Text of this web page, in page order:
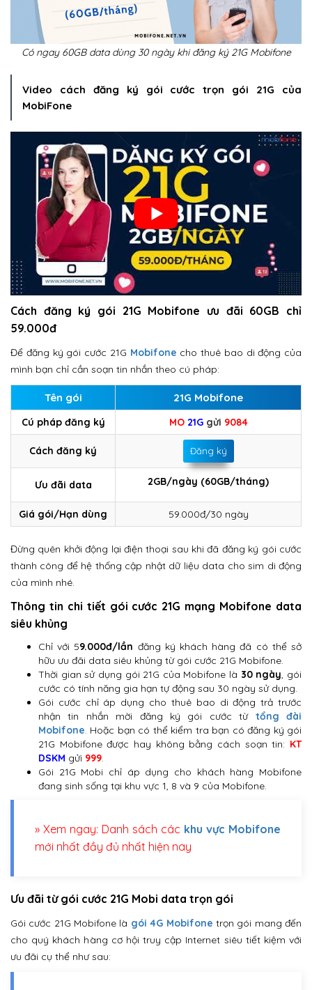
Có ngay 60GB data dùng 30 ngày khi đăng ký 21G Mobifone
Video cách đăng ký gói cước trọn gói 21G của
MobiFone
Cách đăng ký gói 21G Mobifone ưu đãi 60GB chỉ
59.000đ
Để đăng ký gói cước 21G Mobifone cho thuê bao di động của
mình bạn chỉ cần soạn tin nhắn theo cú pháp:
Tên gói 21G Mobifone
Cú pháp đăng ký MO 21G gửi 9084
Cách đăng ký Đăng ký
Ưu đãi data 2GB/ngày (60GB/tháng)
Giá gói/Hạn dùng 59.000đ/30 ngày
Đừng quên khởi động lại điện thoại sau khi đã đăng ký gói cước
thành công để hệ thống cập nhật dữ liệu data cho sim di động
của mình nhé.
Thông tin chi tiết gói cước 21G mạng Mobifone data
siêu khủng
Chỉ với 59.000đ/lần đăng ký khách hàng đã có thể sở
hữu ưu đãi data siêu khủng từ gói cước 21G Mobifone.
Thời gian sử dụng gói 21G của Mobifone là 30 ngày, gói
cước có tính năng gia hạn tự động sau 30 ngày sử dụng.
Gói cước chỉ áp dụng cho thuê bao di động trả trước
nhận tin nhắn mời đăng ký gói cước từ tổng đài
Mobifone. Hoặc bạn có thể kiểm tra bạn có đăng ký gói
21G Mobifone được hay không bằng cách soạn tin: KT
DSKM gửi 999.
Gói 21G Mobi chỉ áp dụng cho khách hàng Mobifone
đang sinh sống tại khu vực 1, 8 và 9 của Mobifone.
» Xem ngay: Danh sách các khu vực Mobifone
mới nhất đầy đủ nhất hiện nay
Ưu đãi từ gói cước 21G Mobi data trọn gói
Gói cước 21G Mobifone là gói 4G Mobifone trọn gói mang đến
cho quý khách hàng cơ hội truy cập Internet siêu tiết kiệm với
ưu đãi cụ thể như sau: